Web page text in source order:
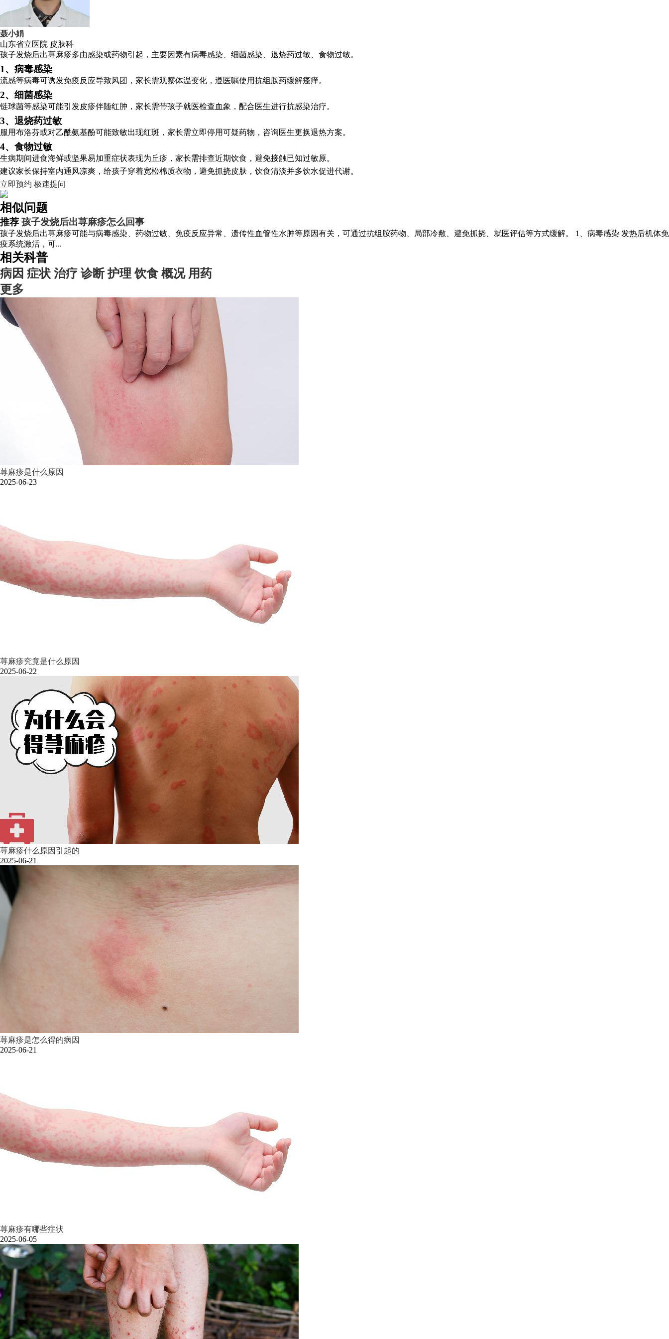
聂小娟
山东省立医院 皮肤科
孩子发烧后出荨麻疹多由感染或药物引起，主要因素有病毒感染、细菌感染、退烧药过敏、食物过敏。
1、病毒感染
流感等病毒可诱发免疫反应导致风团，家长需观察体温变化，遵医嘱使用抗组胺药缓解瘙痒。
2、细菌感染
链球菌等感染可能引发皮疹伴随红肿，家长需带孩子就医检查血象，配合医生进行抗感染治疗。
3、退烧药过敏
服用布洛芬或对乙酰氨基酚可能致敏出现红斑，家长需立即停用可疑药物，咨询医生更换退热方案。
4、食物过敏
生病期间进食海鲜或坚果易加重症状表现为丘疹，家长需排查近期饮食，避免接触已知过敏原。
建议家长保持室内通风凉爽，给孩子穿着宽松棉质衣物，避免抓挠皮肤，饮食清淡并多饮水促进代谢。
立即预约 极速提问
相似问题
推荐 孩子发烧后出荨麻疹怎么回事
孩子发烧后出荨麻疹可能与病毒感染、药物过敏、免疫反应异常、遗传性血管性水肿等原因有关，可通过抗组胺药物、局部冷敷、避免抓挠、就医评估等方式缓解。 1、病毒感染 发热后机体免
疫系统激活，可...
相关科普
病因 症状 治疗 诊断 护理 饮食 概况 用药
更多
荨麻疹是什么原因
2025-06-23
荨麻疹究竟是什么原因
2025-06-22
荨麻疹什么原因引起的
2025-06-21
荨麻疹是怎么得的病因
2025-06-21
荨麻疹有哪些症状
2025-06-05